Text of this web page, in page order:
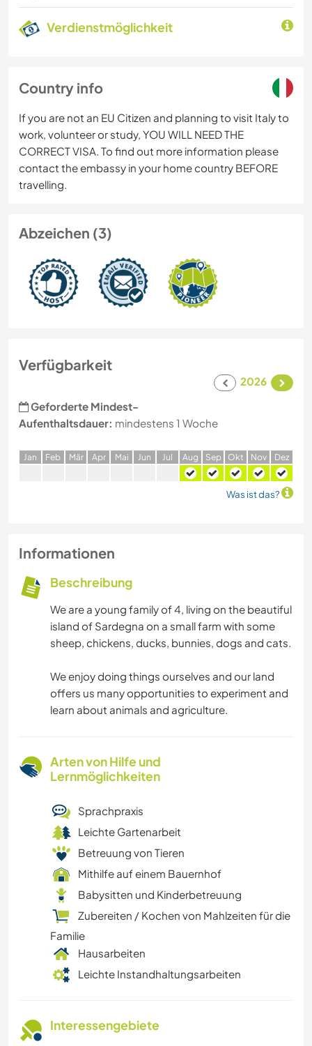
Verdienstmöglichkeit
Country info
If you are not an EU Citizen and planning to visit Italy to
work, volunteer or study, YOU WILL NEED THE
CORRECT VISA. To find out more information please
contact the embassy in your home country BEFORE
travelling.
Abzeichen (3)
Verfügbarkeit
2026
Geforderte Mindest-
Aufenthaltsdauer: mindestens 1 Woche
Jan Feb Mär Apr Mai Jun Jul Aug Sep Okt Nov Dez
Was ist das?
Informationen
Beschreibung
We are a young family of 4, living on the beautiful
island of Sardegna on a small farm with some
sheep, chickens, ducks, bunnies, dogs and cats.
We enjoy doing things ourselves and our land
offers us many opportunities to experiment and
learn about animals and agriculture.
Arten von Hilfe und
Lernmöglichkeiten
Sprachpraxis
Leichte Gartenarbeit
Betreuung von Tieren
Mithilfe auf einem Bauernhof
Babysitten und Kinderbetreuung
Zubereiten / Kochen von Mahlzeiten für die
Familie
Hausarbeiten
Leichte Instandhaltungsarbeiten
Interessengebiete